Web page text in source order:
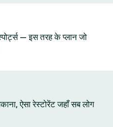
— इस तरह के प्लान जो
ऐसा रेस्टोरेंट जहाँ सब लोग